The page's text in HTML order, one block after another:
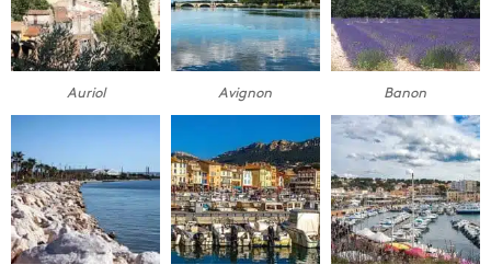
Auriol Avignon Banon